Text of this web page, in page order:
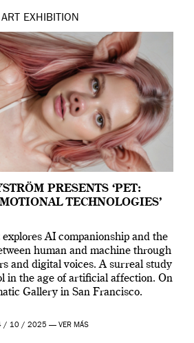
ART EXHIBITION
PRESENTS ‘PET:
TECHNOLOGIES’
AI companionship and the
human and machine through
and digital voices. A surreal study
in the age of artificial affection. On
Gallery in San Francisco.
/ 10 / 2025 — VER MÁS